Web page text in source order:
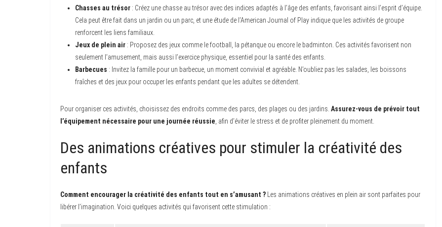
Chasses au trésor : Créez une chasse au trésor avec des indices adaptés à l’âge des enfants, favorisant ainsi l’esprit d’équipe.
Cela peut être fait dans un jardin ou un parc, et une étude de l’American Journal of Play indique que les activités de groupe
renforcent les liens familiaux.
Jeux de plein air : Proposez des jeux comme le football, la pétanque ou encore le badminton. Ces activités favorisent non
seulement l’amusement, mais aussi l’exercice physique, essentiel pour la santé des enfants.
Barbecues : Invitez la famille pour un barbecue, un moment convivial et agréable. N’oubliez pas les salades, les boissons
fraîches et des jeux pour occuper les enfants pendant que les adultes se détendent.
Pour organiser ces activités, choisissez des endroits comme des parcs, des plages ou des jardins. Assurez-vous de prévoir tout
l’équipement nécessaire pour une journée réussie, afin d’éviter le stress et de profiter pleinement du moment.
Des animations créatives pour stimuler la créativité des
enfants
Comment encourager la créativité des enfants tout en s’amusant ? Les animations créatives en plein air sont parfaites pour
libérer l’imagination. Voici quelques activités qui favorisent cette stimulation :